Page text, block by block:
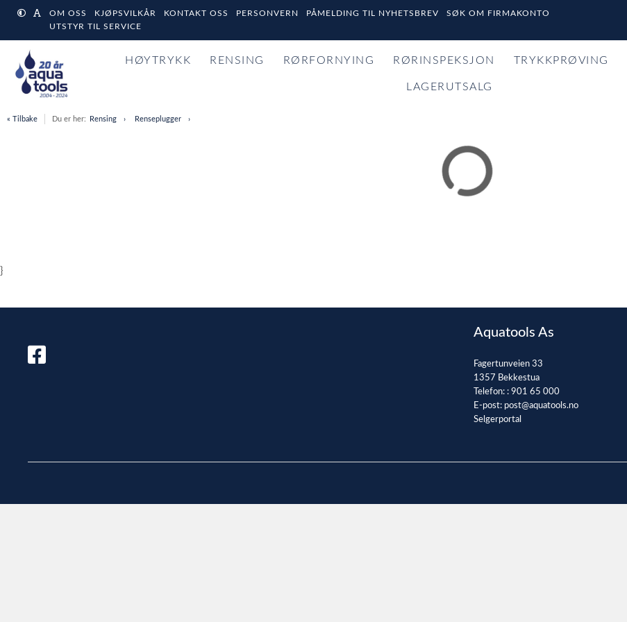
OM OSS KJØPSVILKÅR KONTAKT OSS PERSONVERN PÅMELDING TIL NYHETSBREV
SØK OM FIRMAKONTO
UTSTYR TIL SERVICE
HØYTRYKK RENSING RØRFORNYING RØRINSPEKSJON TRYKKPRØVING
LAGERUTSALG
« Tilbake Du er her: Rensing Renseplugger
}
Aquatools As
Fagertunveien 33
1357 Bekkestua
Telefon: : 901 65 000
E-post: post@aquatools.no
Selgerportal